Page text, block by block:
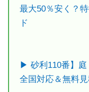
最大50％安く？
ド
▶ 砂利110番】
全国対応＆無料